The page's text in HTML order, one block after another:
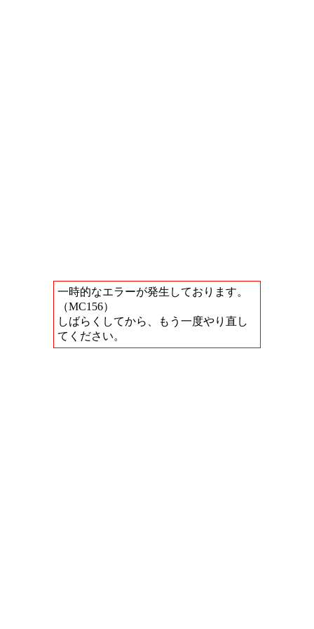
一時的なエラーが発生しております。
（MC156）
しばらくしてから、もう一度やり直し
てください。